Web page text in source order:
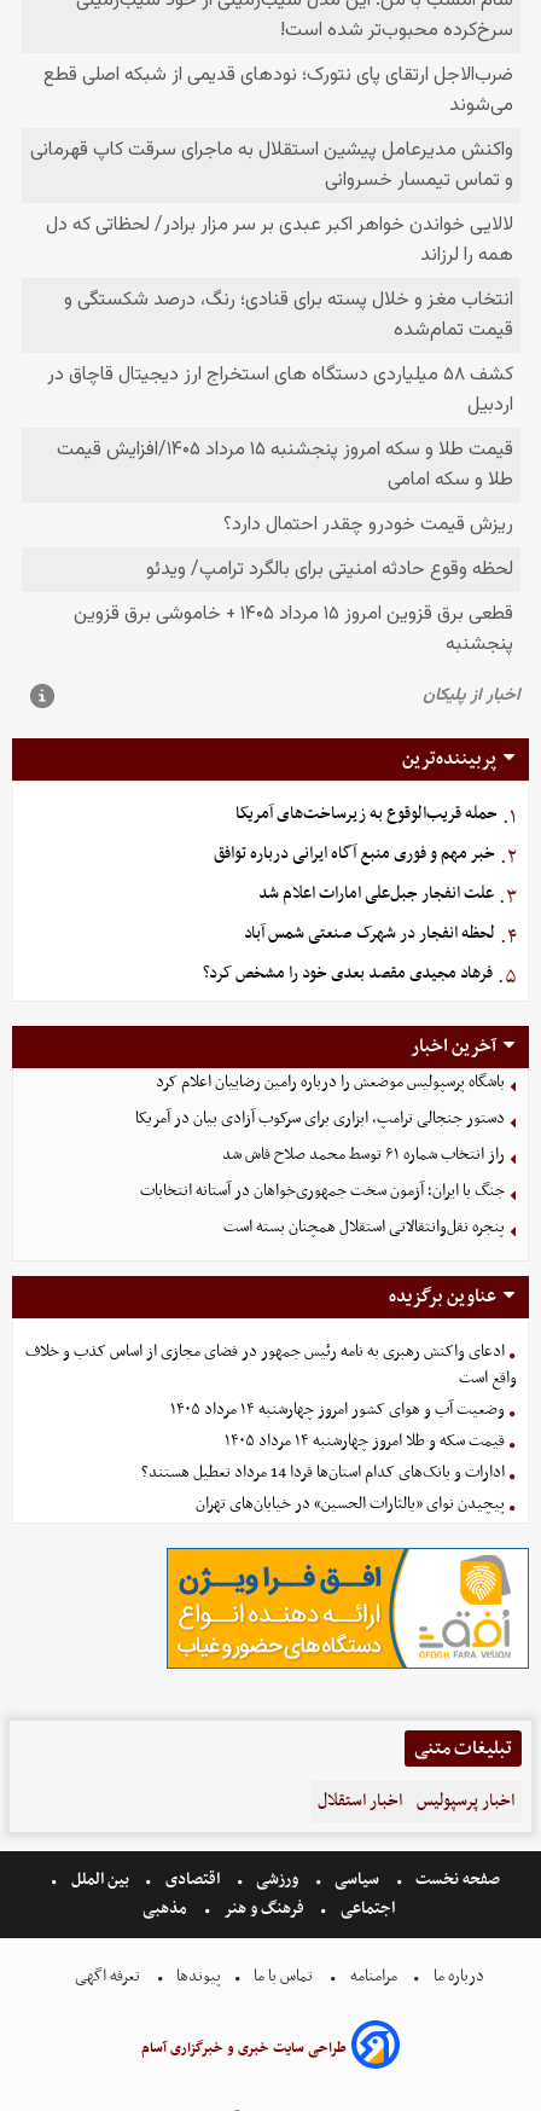
پربیننده‌ترین
۱. حمله قریب‌الوقوع به زیرساخت‌های آمریکا
۲. خبر مهم و فوری منبع آگاه ایرانی درباره توافق
۳. علت انفجار جبل‌علی امارات اعلام شد
۴. لحظه انفجار در شهرک صنعتی شمس آباد
۵. فرهاد مجیدی مقصد بعدی خود را مشخص کرد؟
آخرین اخبار
باشگاه پرسپولیس موضعش را درباره رامین رضاییان اعلام کرد
دستور جنجالی ترامپ، ابزاری برای سرکوب آزادی بیان در آمریکا
راز انتخاب شماره ۶۱ توسط محمد صلاح فاش شد
جنگ با ایران؛ آزمون سخت جمهوری‌خواهان در آستانه انتخابات
پنجره نقل‌وانتقالاتی استقلال همچنان بسته است
عناوین برگزیده
ادعای واکنش رهبری به نامه رئیس جمهور در فضای مجازی از اساس کذب و خلاف
واقع است
وضعیت آب و هوای کشور امروز چهارشنبه ۱۴ مرداد ۱۴۰۵
قیمت سکه و طلا امروز چهارشنبه ۱۴ مرداد ۱۴۰۵
ادارات و بانک‌های کدام استان‌ها فردا 14 مرداد تعطیل هستند؟
پیچیدن نوای «یالثارات الحسین» در خیابان‌های تهران
تبلیغات متنی
اخبار پرسپولیس اخبار استقلال
صفحه نخست سیاسی ورزشی اقتصادی
بین الملل
اجتماعی
فرهنگ و هنر مذهبی
درباره ما مرامنامه تماس با ما پیوندها تعرفه اگهی
طراحی سایت خبری و خبرگزاری آسام